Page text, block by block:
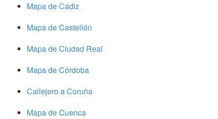
Mapa de Cádiz
Mapa de Castellón
Mapa de Ciudad Real
Mapa de Córdoba
Callejero a Coruña
Mapa de Cuenca